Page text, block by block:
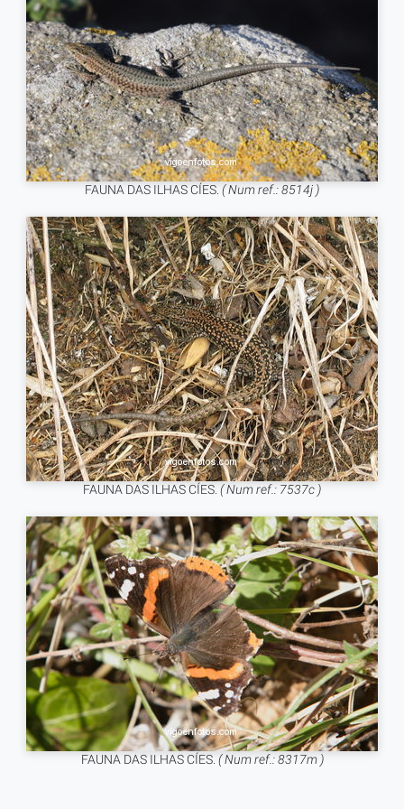
FAUNA DAS ILHAS CÍES. ( Num ref.: 8514j )
FAUNA DAS ILHAS CÍES. ( Num ref.: 7537c )
FAUNA DAS ILHAS CÍES. ( Num ref.: 8317m )